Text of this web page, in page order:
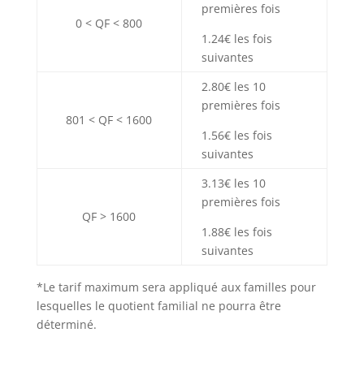
0 < QF < 800
premières fois
1.24€ les fois
suivantes
801 < QF < 1600
2.80€ les 10
premières fois
1.56€ les fois
suivantes
QF > 1600
3.13€ les 10
premières fois
1.88€ les fois
suivantes
*Le tarif maximum sera appliqué aux familles pour
lesquelles le quotient familial ne pourra être
déterminé.